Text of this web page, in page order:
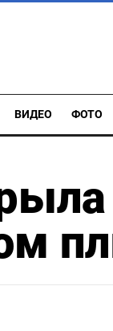
ВИДЕО ФОТО